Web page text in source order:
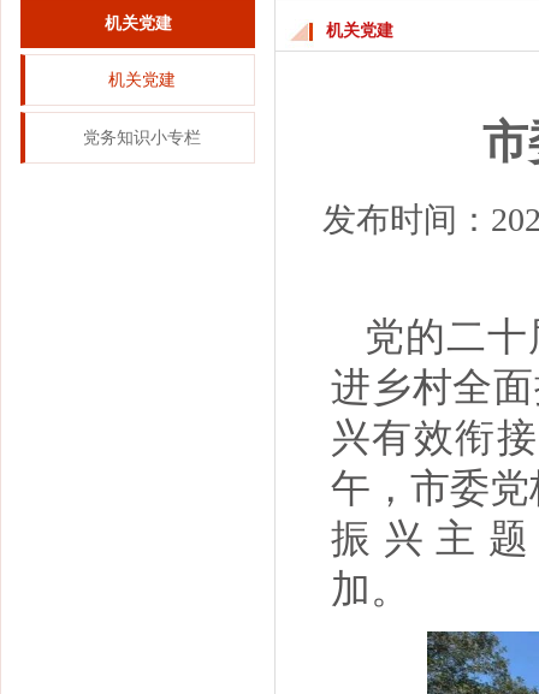
机关党建
机关党建
党务知识小专栏
机关党建
市
发布时间：
党的二
进乡村全
兴有效衔
午，市委
振兴主
加